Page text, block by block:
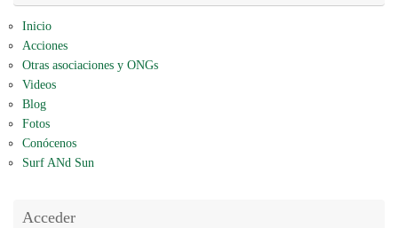
Inicio
Acciones
Otras asociaciones y ONGs
Videos
Blog
Fotos
Conócenos
Surf ANd Sun
Acceder